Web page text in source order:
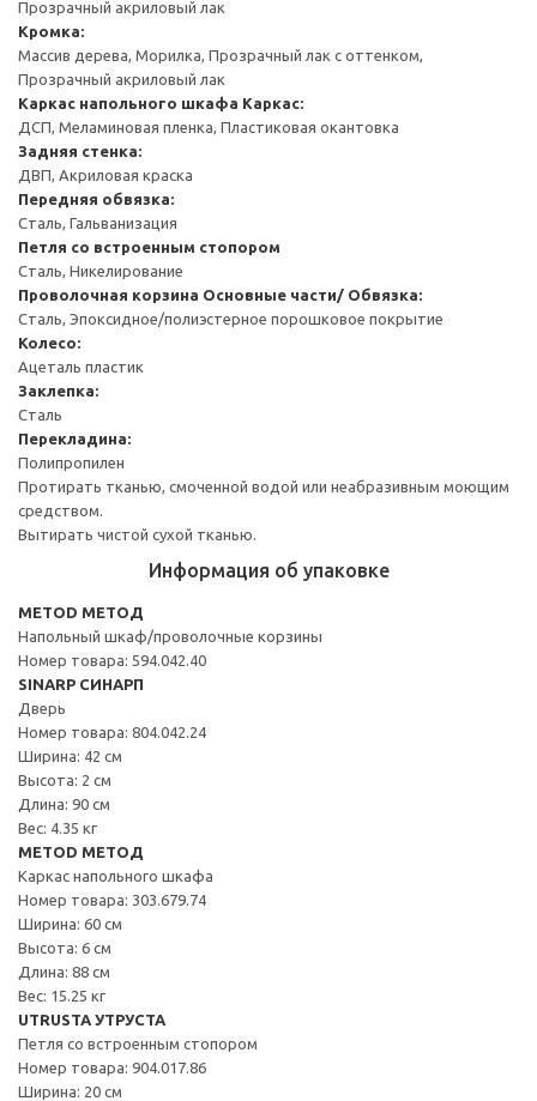
Прозрачный акриловый лак
Кромка:
Массив дерева, Морилка, Прозрачный лак с оттенком,
Прозрачный акриловый лак
Каркас напольного шкафа Каркас:
ДСП, Меламиновая пленка, Пластиковая окантовка
Задняя стенка:
ДВП, Акриловая краска
Передняя обвязка:
Сталь, Гальванизация
Петля со встроенным стопором
Сталь, Никелирование
Проволочная корзина Основные части/ Обвязка:
Сталь, Эпоксидное/полиэстерное порошковое покрытие
Колесо:
Ацеталь пластик
Заклепка:
Сталь
Перекладина:
Полипропилен
Протирать тканью, смоченной водой или неабразивным моющим
средством.
Вытирать чистой сухой тканью.
Информация об упаковке
METOD МЕТОД
Напольный шкаф/проволочные корзины
Номер товара: 594.042.40
SINARP СИНАРП
Дверь
Номер товара: 804.042.24
Ширина: 42 см
Высота: 2 см
Длина: 90 см
Вес: 4.35 кг
METOD МЕТОД
Каркас напольного шкафа
Номер товара: 303.679.74
Ширина: 60 см
Высота: 6 см
Длина: 88 см
Вес: 15.25 кг
UTRUSTA УТРУСТА
Петля со встроенным стопором
Номер товара: 904.017.86
Ширина: 20 см